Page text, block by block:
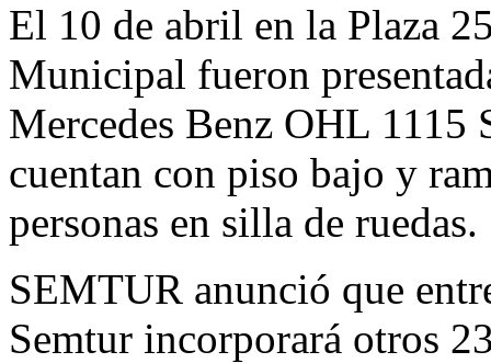
El 10 de abril en la Plaza
Municipal fueron
Mercedes Benz OHL 1115
cuentan con piso bajo y
personas en silla de ruedas.
SEMTUR anunció que
Semtur incorporará otros